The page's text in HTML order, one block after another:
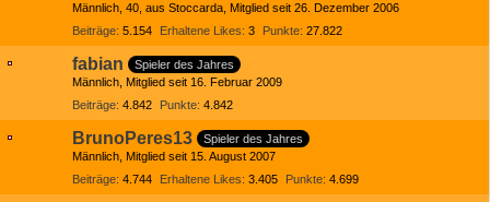
Männlich 40 aus Stoccarda Mitglied seit 26. Dezember 2006
Beiträge 5.154 Erhaltene Likes 3 Punkte 27.822
fabian
Spieler des Jahres
Männlich Mitglied seit 16. Februar 2009
Beiträge 4.842 Punkte 4.842
BrunoPeres13
Spieler des Jahres
Männlich Mitglied seit 15. August 2007
Beiträge 4.744 Erhaltene Likes 3.405 Punkte 4.699